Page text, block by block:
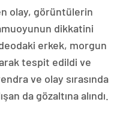
olay, görüntülerin
dikkatini
erkek, morgun
tespit edildi ve
ve olay sırasında
da gözaltına alındı.